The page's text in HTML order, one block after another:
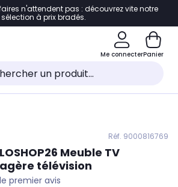
à la navigation
au pied de page
au chatbot
n'attendent pas : découvrez vite notre
sélection à prix bradés.
Me connecterPanier
Réf. 9000816769
Meuble TV
télévision
premier avis